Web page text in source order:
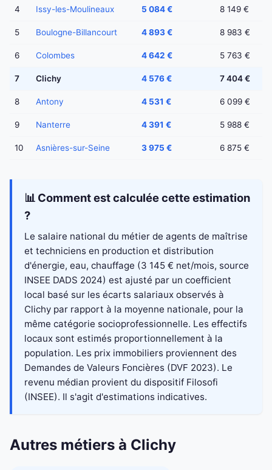
4 Issy-les-Moulineaux 5 084 € 8 149 €
5 Boulogne-Billancourt 4 893 € 8 983 €
6 Colombes 4 642 € 5 763 €
7 Clichy 4 576 € 7 404 €
8 Antony 4 531 € 6 099 €
9 Nanterre 4 391 € 5 988 €
10 Asnières-sur-Seine 3 975 € 6 875 €
📊 Comment est calculée cette estimation
?
Le salaire national du métier de agents de maîtrise
et techniciens en production et distribution
d'énergie, eau, chauffage (3 145 € net/mois, source
INSEE DADS 2024) est ajusté par un coefficient
local basé sur les écarts salariaux observés à
Clichy par rapport à la moyenne nationale, pour la
même catégorie socioprofessionnelle. Les effectifs
locaux sont estimés proportionnellement à la
population. Les prix immobiliers proviennent des
Demandes de Valeurs Foncières (DVF 2023). Le
revenu médian provient du dispositif Filosofi
(INSEE). Il s'agit d'estimations indicatives.
Autres métiers à Clichy